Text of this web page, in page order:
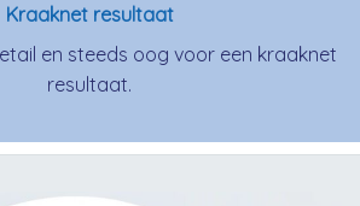
Kraaknet resultaat
en steeds oog voor een kraaknet
resultaat.